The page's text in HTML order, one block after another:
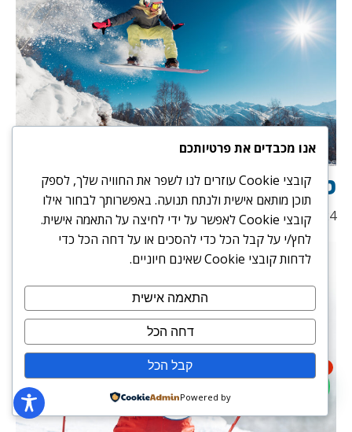
טיפים חשובים לגולשי סנובורד
15/07/2024
אנו מכבדים את פרטיותכם
קובצי Cookie עוזרים לנו לשפר את החוויה שלך, לספק
תוכן מותאם אישית ולנתח תנועה. באפשרותך לבחור אילו
קובצי Cookie לאפשר על ידי לחיצה על התאמה אישית.
לחץ/י על קבל הכל כדי להסכים או על דחה הכל כדי
לדחות קובצי Cookie שאינם חיוניים.
התאמה אישית
דחה הכל
קבל הכל
Powered by